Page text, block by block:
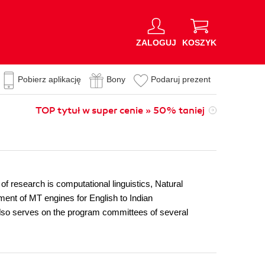
ZALOGUJ KOSZYK
Pobierz aplikację Bony Podaruj prezent
TOP tytuł w super cenie » 50% taniej
research is computational linguistics, Natural
of MT engines for English to Indian
serves on the program committees of several